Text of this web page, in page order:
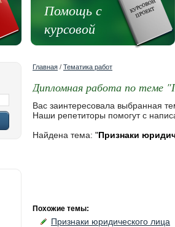
Помощь с
курсовой
Главная / Тематика работ
Дипломная работа по теме
Вас заинтересовала выбранная
Наши репетиторы помогут с
Найдена тема: "Признаки
Похожие темы:
Признаки юридического лица